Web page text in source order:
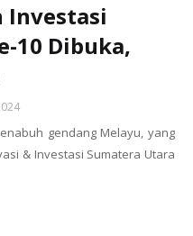
Investasi
10 Dibuka,
gendang Melayu, yang
& Investasi Sumatera Utara